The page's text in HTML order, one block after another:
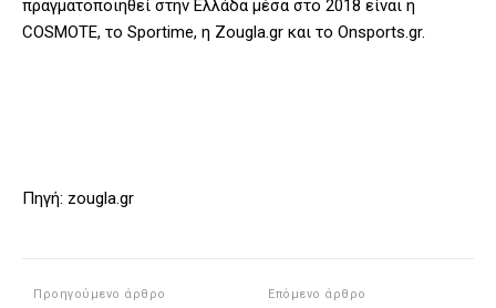
πραγματοποιηθεί στην Ελλάδα μέσα στο 2018 είναι η
COSMOTE, το Sportime, η Zougla.gr και το Onsports.gr.
Πηγή: zougla.gr
Προηγούμενο άρθρο Επόμενο άρθρο